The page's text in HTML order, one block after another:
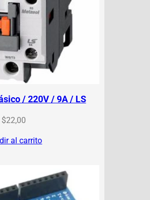
/ 220V / 9A / LS
$22,00
al carrito